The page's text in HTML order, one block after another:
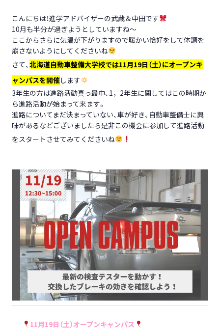
こんにちは！進学アドバイザーの武蔵＆中田です
10月も半分が過ぎようとしていますね～
ここからさらに気温が下がりますので暖かい恰好をして体調を
崩さないようにしてくださいね
さて、北海道自動車整備大学校では11月19日（土）にオープンキ
ャンパスを開催します
3年生の方は進路活動真っ最中、1，2年生に関してはこの時期か
ら進路活動が始まって来ます。
進路についてまだ決まっていない、車が好き、自動車整備士に興
味があるなどございましたら是非この機会に参加して進路活動
をスタートさせてみてくださいね
11月19日（土）オープンキャンパス